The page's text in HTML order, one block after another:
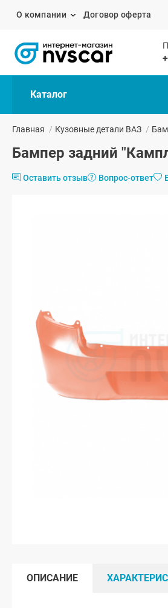
О компании Договор оферта
Каталог
Главная / Кузовные детали ВАЗ /
Бампер задний
Оставить отзыв Вопрос-ответ
ОПИСАНИЕ